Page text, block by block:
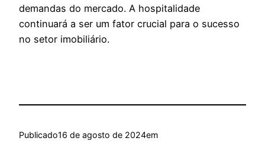
demandas do mercado. A hospitalidade
continuará a ser um fator crucial para o sucesso
no setor imobiliário.
Publicado16 de agosto de 2024em